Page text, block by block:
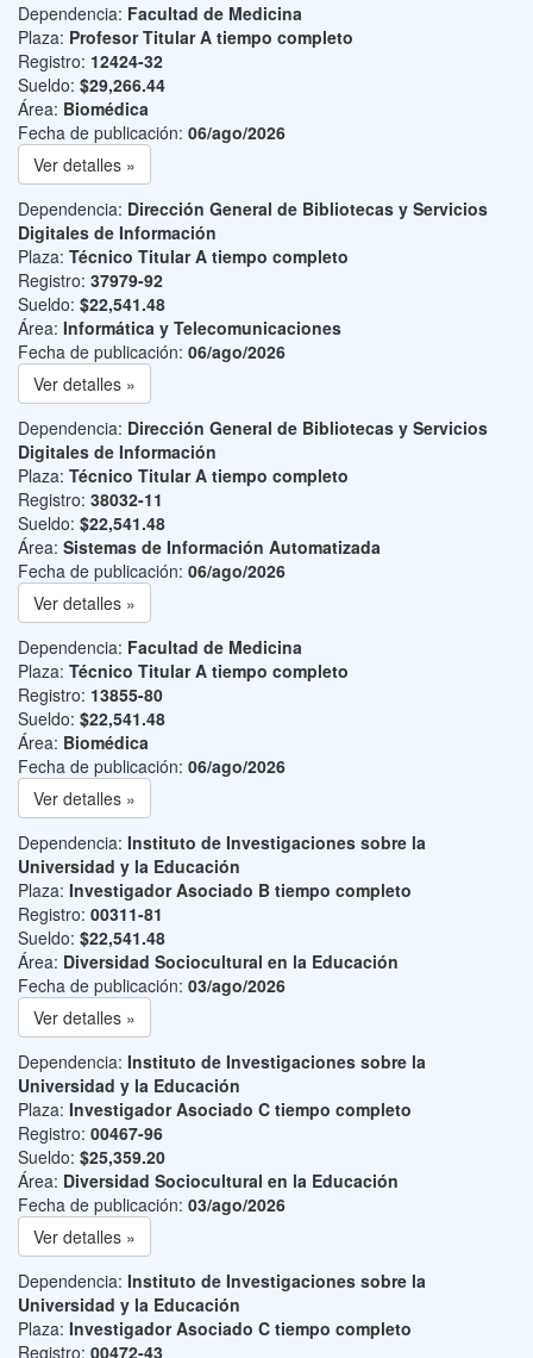
Dependencia: Facultad de Medicina
Plaza: Profesor Titular A tiempo completo
Registro: 12424-32
Sueldo: $29,266.44
Área: Biomédica
Fecha de publicación: 06/ago/2026
Ver detalles »
Dependencia: Dirección General de Bibliotecas y Servicios
Digitales de Información
Plaza: Técnico Titular A tiempo completo
Registro: 37979-92
Sueldo: $22,541.48
Área: Informática y Telecomunicaciones
Fecha de publicación: 06/ago/2026
Ver detalles »
Dependencia: Dirección General de Bibliotecas y Servicios
Digitales de Información
Plaza: Técnico Titular A tiempo completo
Registro: 38032-11
Sueldo: $22,541.48
Área: Sistemas de Información Automatizada
Fecha de publicación: 06/ago/2026
Ver detalles »
Dependencia: Facultad de Medicina
Plaza: Técnico Titular A tiempo completo
Registro: 13855-80
Sueldo: $22,541.48
Área: Biomédica
Fecha de publicación: 06/ago/2026
Ver detalles »
Dependencia: Instituto de Investigaciones sobre la
Universidad y la Educación
Plaza: Investigador Asociado B tiempo completo
Registro: 00311-81
Sueldo: $22,541.48
Área: Diversidad Sociocultural en la Educación
Fecha de publicación: 03/ago/2026
Ver detalles »
Dependencia: Instituto de Investigaciones sobre la
Universidad y la Educación
Plaza: Investigador Asociado C tiempo completo
Registro: 00467-96
Sueldo: $25,359.20
Área: Diversidad Sociocultural en la Educación
Fecha de publicación: 03/ago/2026
Ver detalles »
Dependencia: Instituto de Investigaciones sobre la
Universidad y la Educación
Plaza: Investigador Asociado C tiempo completo
Registro: 00472-43